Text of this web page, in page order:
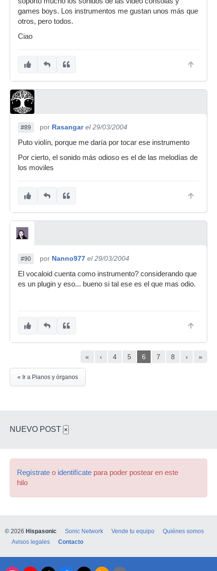
games boys. Los instrumentos me gustan unos más que
otros, pero todos.
Ciao
#89 por Rasangar el 29/03/2004
Puto violín, porque me daría por tocar ese instrumento
Por cierto, el sonido más odioso es el de las melodías de
los moviles
#90 por Nanno977 el 29/03/2004
El vocaloid cuenta como instrumento? considerando que
es un plugin y eso... bueno si tal ese es el que mas odio.
« ‹ 4 5 6 7 8 › »
« Ir a Pianos y órganos
NUEVO POST ×
Regístrate o identifícate para poder postear en este
hilo
© 2026 Hispasonic Sonic Network Vende tu equipo
Quiénes somos
Avisos legales
Contacto